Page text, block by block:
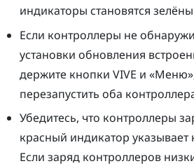
индикаторы становятся
Если контроллеры не
установки обновления
держите кнопки VIVE и
перезапустить оба
Убедитесь, что контроллеры
красный индикатор указывает
Если заряд контроллеров